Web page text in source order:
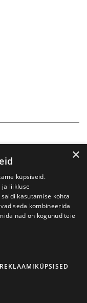
×
küpsiseid.
ja liikluse
kasutamise kohta
seda kombineerida
nad on kogunud teie
REKLAAMIKÜPSISED